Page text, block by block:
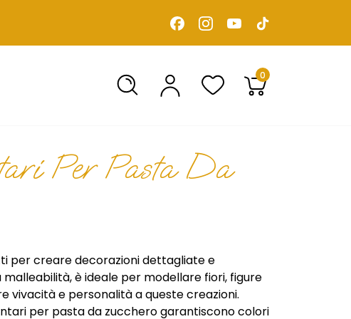
0
Per Pasta Da
per creare decorazioni dettagliate e
malleabilità, è ideale per modellare fiori, figure
vivacità e personalità a queste creazioni.
per pasta da zucchero garantiscono colori